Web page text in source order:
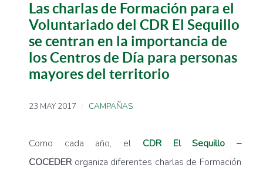
Las charlas de Formación para el
Voluntariado del CDR El Sequillo
se centran en la importancia de
los Centros de Día para personas
mayores del territorio
23 MAY 2017 CAMPAÑAS
Como cada año, el CDR El Sequillo –
COCEDER organiza diferentes charlas de Formación